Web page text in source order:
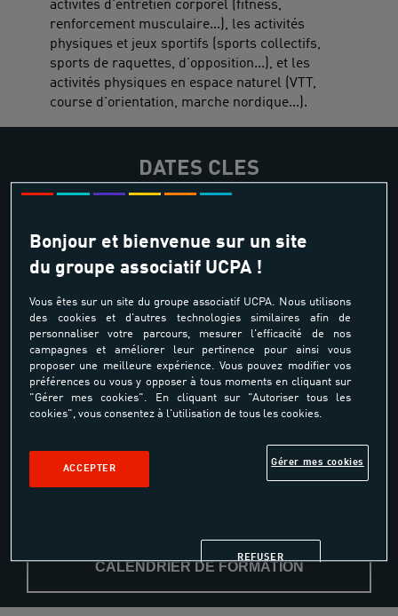
activités d'entretien corporel (fitness,
renforcement musculaire...), les activités
physiques et jeux sportifs (sports collectifs,
sports de raquettes, d'opposition...), et les
activités physiques en espace naturel (VTT,
course d'orientation, marche nordique...).
DATES CLES
Réunion d'infos
Sélections
CALENDRIER DE FORMATION
Bonjour et bienvenue sur un site
du groupe associatif UCPA !
Vous êtes sur un site du groupe associatif UCPA. Nous utilisons
des cookies et d'autres technologies similaires afin de
personnaliser votre parcours, mesurer l'efficacité de nos
campagnes et améliorer leur pertinence pour ainsi vous
proposer une meilleure expérience. Vous pouvez modifier vos
préférences ou vous y opposer à tous moments en cliquant sur
"Gérer mes cookies". En cliquant sur "Autoriser tous les
cookies", vous consentez à l'utilisation de tous les cookies.
Gérer mes cookies
REFUSER
ACCEPTER